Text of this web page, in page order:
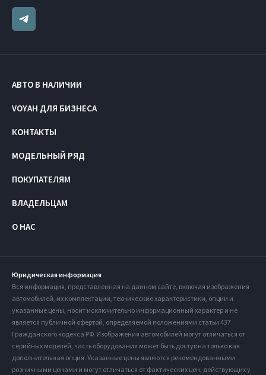
АВТО В НАЛИЧИИ
VOYAH ДЛЯ БИЗНЕСА
КОНТАКТЫ
МОДЕЛЬНЫЙ РЯД
ПОКУПАТЕЛЯМ
ВЛАДЕЛЬЦАМ
О НАС
Юридическая информация
Вся информация, представленная на данном сайте, включая изображения
автомобилей, их комплектации, технические характеристики, опции и
указанные цены, носит исключительно информационный характер и не
является публичной офертой, определяемой положениями статьи 437
Гражданского кодекса РФ. Изображения автомобилей могут отличаться от
серийных моделей, часть оборудования может быть доступна только как
дополнительная опция. Указанные цены являются рекомендованными
розничными ценами и могут отличаться от фактических цен, действующих у